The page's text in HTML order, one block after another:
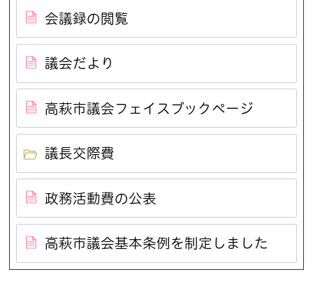
会議録の閲覧
議会だより
高萩市議会フェイスブックページ
議長交際費
政務活動費の公表
高萩市議会基本条例を制定しました